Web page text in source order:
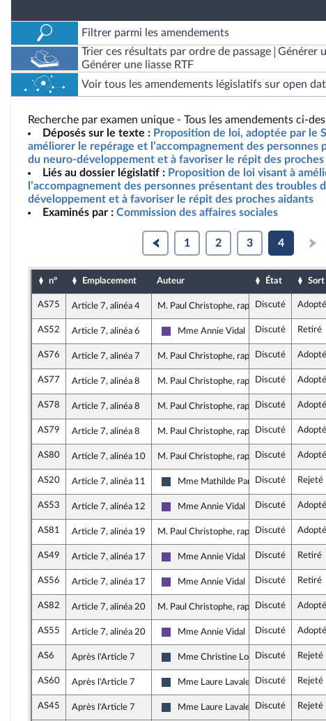
Filtrer parmi les amendements
Trier ces résultats par ordre de passage
Générer
Générer une liasse RTF
Voir tous les amendements législatifs sur open
Recherche par examen unique - Tous les amendements ci-
Déposés sur le texte : Proposition de loi, adoptée par le
améliorer le repérage et l’accompagnement des personnes
du neuro-développement et à favoriser le répit des proches
Liés au dossier législatif : Proposition de loi visant à
l’accompagnement des personnes présentant des troubles
développement et à favoriser le répit des proches aidants
Examinés par : Commission des affaires sociales
1 2 3 4
n° Emplacement Auteur État Sort
AS75 Article 7, alinéa 4 M. Paul Christophe, rapporteur
Discuté Adopté
AS52 Article 7, alinéa 6
Renaissance
Mme Annie Vidal Discuté Retiré
AS76 Article 7, alinéa 7 M. Paul Christophe, rapporteur
Discuté Adopté
AS77 Article 7, alinéa 8 M. Paul Christophe, rapporteur
Discuté Adopté
AS78 Article 7, alinéa 8 M. Paul Christophe, rapporteur
Discuté Adopté
AS79 Article 7, alinéa 8 M. Paul Christophe, rapporteur
Discuté Adopté
AS80 Article 7, alinéa 10 M. Paul Christophe, rapporteur
Discuté Adopté
AS20 Article 7, alinéa 11
Rassemblement National
Mme Mathilde ParisDiscuté Rejeté
AS53 Article 7, alinéa 12
Renaissance
Mme Annie Vidal Discuté Adopté
AS81 Article 7, alinéa 19 M. Paul Christophe, rapporteur
Discuté Adopté
AS49 Article 7, alinéa 17
Renaissance
Mme Annie Vidal Discuté Retiré
AS56 Article 7, alinéa 17
Renaissance
Mme Annie Vidal Discuté Retiré
AS82 Article 7, alinéa 20 M. Paul Christophe, rapporteur
Discuté Adopté
AS55 Article 7, alinéa 20
Renaissance
Mme Annie Vidal Discuté Adopté
AS6 Après l'Article 7
Rassemblement National
Mme Christine Loir Discuté Rejeté
AS60 Après l'Article 7
Rassemblement National
Mme Laure LavaletteDiscuté Rejeté
AS45 Après l'Article 7
Rassemblement National
Mme Laure LavaletteDiscuté Rejeté